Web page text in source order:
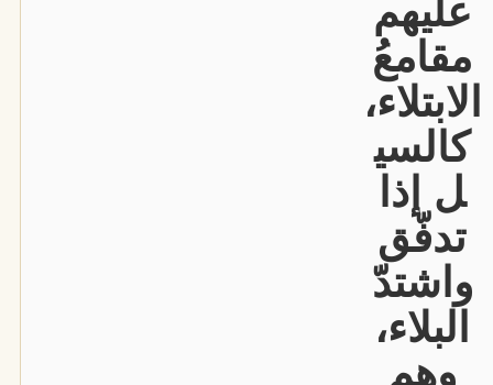
عليهم
مقامعُ
الابتلاء،
كالسي
ل إذا
تدفّق
واشتدّ
البلاء،
وهم